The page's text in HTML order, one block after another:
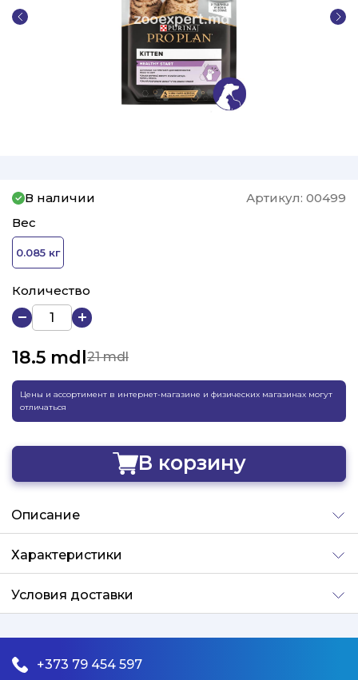
В наличии Артикул: 00499
Вес
0.085 кг
Количество
18.5 mdl21 mdl
Цены и ассортимент в интернет-магазине и физических магазинах могут
отличаться
В корзину
Добавлено
Описание
Характеристики
Условия доставки
+373 79 454 597